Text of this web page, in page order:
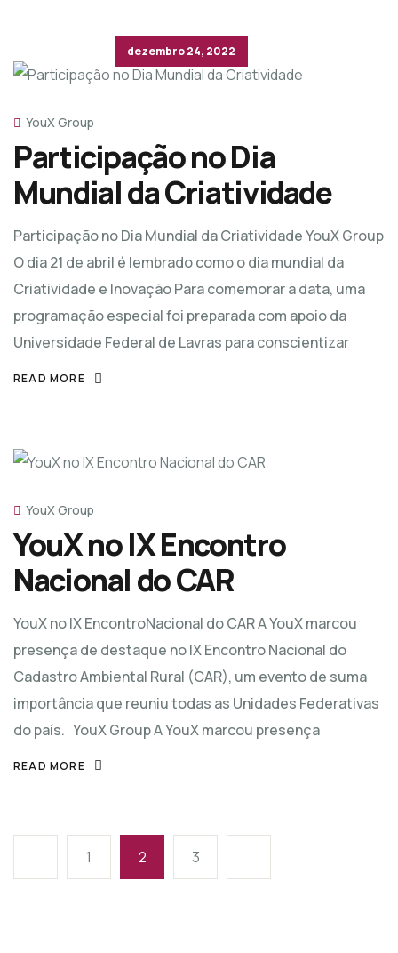
YouX Group
Participação no Dia
Mundial da Criatividade
Participação no Dia Mundial da Criatividade YouX Group
O dia 21 de abril é lembrado como o dia mundial da
Criatividade e Inovação Para comemorar a data, uma
programação especial foi preparada com apoio da
Universidade Federal de Lavras para conscientizar
READ MORE
dezembro 24, 2022
YouX Group
YouX no IX Encontro
Nacional do CAR
YouX no IX EncontroNacional do CAR A YouX marcou
presença de destaque no IX Encontro Nacional do
Cadastro Ambiental Rural (CAR), um evento de suma
importância que reuniu todas as Unidades Federativas
do país. YouX Group A YouX marcou presença
READ MORE
1 2 3